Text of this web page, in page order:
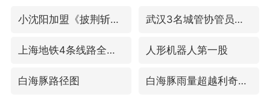
小沈阳加盟《披荆斩棘》 武汉3名城管协管员殴打摊主被刑拘
上海地铁4条线路全线停运 人形机器人第一股
白海豚路径图 白海豚雨量超越利奇马、巴威